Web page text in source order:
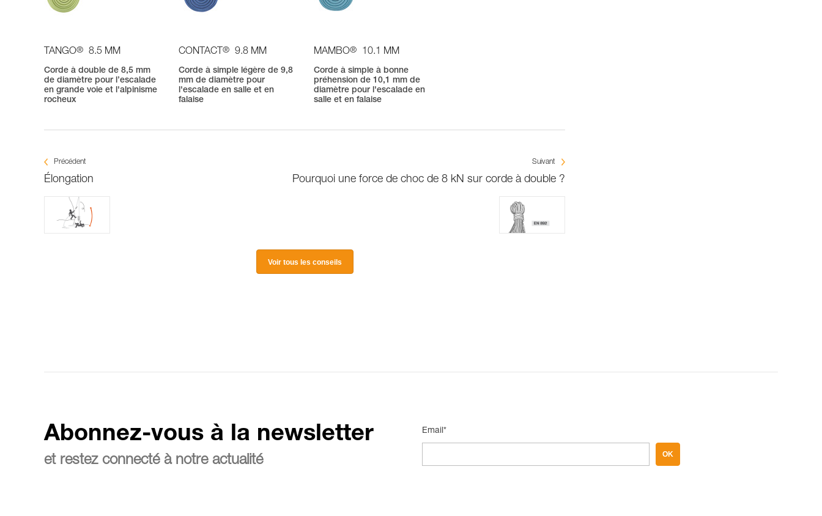
TANGO® 8.5 MM
Corde à double de 8,5 mm
de diamètre pour l’escalade
en grande voie et l'alpinisme
rocheux
CONTACT® 9.8 MM
Corde à simple légère de 9,8
mm de diamètre pour
l'escalade en salle et en
falaise
MAMBO® 10.1 MM
Corde à simple à bonne
préhension de 10,1 mm de
diamètre pour l'escalade en
salle et en falaise
Précédent
Élongation
Suivant
Pourquoi une force de choc de 8 kN sur corde à double ?
Voir tous les conseils
Abonnez-vous à la newsletter
et restez connecté à notre actualité
Email*
OK